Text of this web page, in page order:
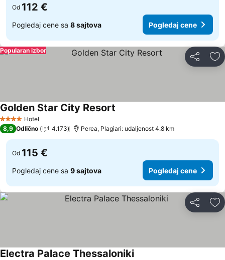
Od 112 €
Pogledaj cene sa 8 sajtova Pogledaj cene
Deli
Popularan izbor
4 ZvezdiceHotel
Golden Star City Resort
8,9 Odlično 4.173 Perea, Plagiari: udaljenost 4.8 km
Od 115 €
Pogledaj cene sa 9 sajtova Pogledaj cene
Deli
Electra Palace Thessaloniki